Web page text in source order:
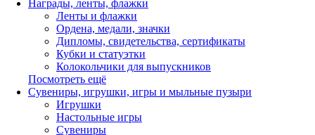
Награды, ленты, флажки
Ленты и флажки
Ордена, медали, значки
Дипломы, свидетельства, сертификаты
Кубки и статуэтки
Колокольчики для выпускников
Посмотреть ещё
Сувениры, игрушки, игры и мыльные пузыри
Игрушки
Настольные игры
Сувениры